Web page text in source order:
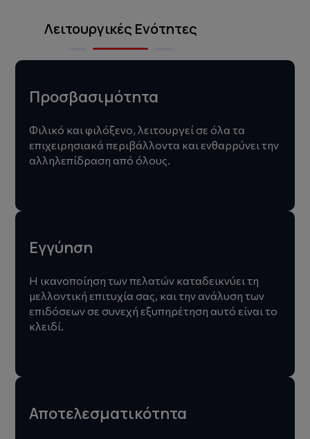
Λειτουργικές Ενότητες
Προσβασιμότητα
Φιλικό και φιλόξενο, λειτουργεί σε όλα τα
επιχειρησιακά περιβάλλοντα και ενθαρρύνει την
αλληλεπίδραση από όλους.
Εγγύηση
Η ικανοποίηση των πελατών καταδεικνύει τη
μελλοντική επιτυχία σας, και την ανάλυση των
επιδόσεων σε συνεχή εξυπηρέτηση αυτό είναι το
κλειδί.
Αποτελεσματικότητα